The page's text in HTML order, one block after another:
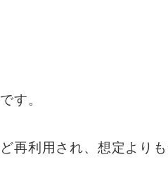
す。
再利用され、想定より